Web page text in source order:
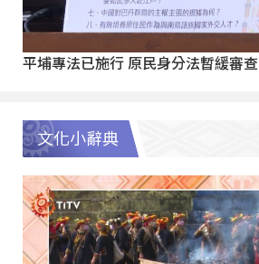
平埔專法已施行 原民身分法暫緩審查
文化小辭典